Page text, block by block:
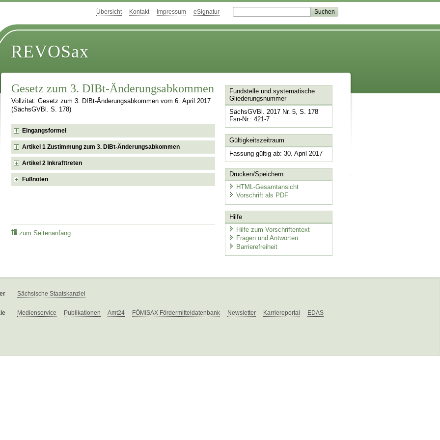
Übersicht Kontakt Impressum eSignatur
REVOSax
Gesetz zum 3. DIBt-Änderungsabkommen
Vollzitat: Gesetz zum 3. DIBt-Änderungsabkommen vom 6. April 2017
(SächsGVBl. S. 178)
Eingangsformel
Artikel 1 Zustimmung zum 3. DIBt-Änderungsabkommen
Artikel 2 Inkrafttreten
Fußnoten
zum Seitenanfang
Fundstelle und systematische
Gliederungsnummer
SächsGVBl. 2017 Nr. 5, S. 178
Fsn-Nr.: 421-7
Gültigkeitszeitraum
Fassung gültig ab: 30. April 2017
Drucken/Speichern
HTML-Gesamtansicht
Vorschrift als PDF
Hilfe
Hilfe zum Vorschriftentext
Fragen und Antworten
Barrierefreiheit
Sächsische Staatskanzlei
Medienservice Publikationen Amt24 FÖMISAX Fördermitteldatenbank Newsletter Karriereportal EDAS